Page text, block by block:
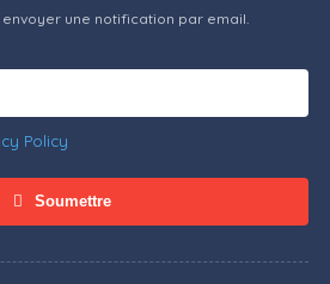
une notification par email.
Policy
Soumettre